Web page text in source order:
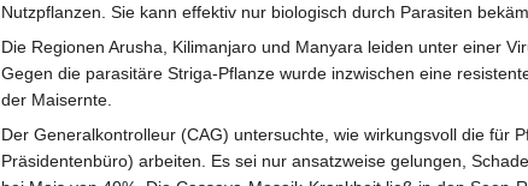
Nutzpflanzen. Sie kann effektiv nur biologisch durch Parasiten
Die Regionen Arusha, Kilimanjaro und Manyara leiden unter einer
Gegen die parasitäre Striga-Pflanze wurde inzwischen eine
der Maisernte.
Der Generalkontrolleur (CAG) untersuchte, wie wirkungsvoll die für
Präsidentenbüro) arbeiten. Es sei nur ansatzweise gelungen,